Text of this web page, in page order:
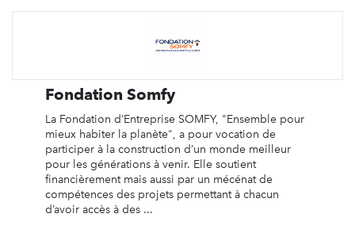
Fondation Somfy
La Fondation d’Entreprise SOMFY, "Ensemble pour
mieux habiter la planète", a pour vocation de
participer à la construction d’un monde meilleur
pour les générations à venir. Elle soutient
financièrement mais aussi par un mécénat de
compétences des projets permettant à chacun
d’avoir accès à des ...